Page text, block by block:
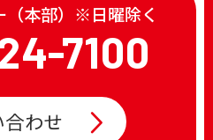
（本部）※日曜除く
7100
わせ